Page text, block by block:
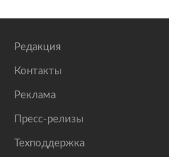
Редакция
Контакты
Реклама
Пресс-релизы
Техподдержка